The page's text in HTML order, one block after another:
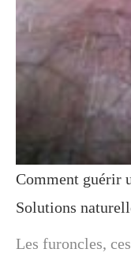
Comment guérir
Solutions
Les furoncles,